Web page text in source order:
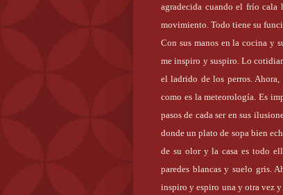
agradecida cuando el frío cala
movimiento. Todo tiene su
Con sus manos en la cocina y
me inspiro y suspiro. Lo
el ladrido de los perros.
como es la meteorología. Es
pasos de cada ser en sus
donde un plato de sopa bien
de su olor y la casa es todo
paredes blancas y suelo gris.
inspiro y espiro una y otra vez